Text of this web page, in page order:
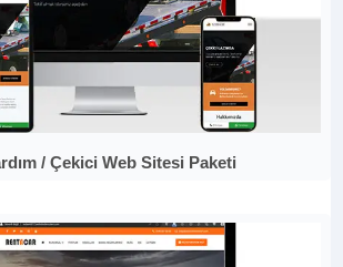
/ Çekici Web Sitesi Paketi